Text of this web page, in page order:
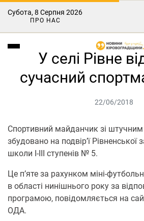
Субота, 8 Серпня 2026
ПРО НАС
У селі Рівне
сучасний
22/06/2018
Спортивний майданчик зі
збудовано на подвір’ї Рівненської
школи І-ІІІ ступенів № 5.
Це п’яте за рахунком міні-
в області нинішнього року за
програмою, повідомляється на
ОДА.